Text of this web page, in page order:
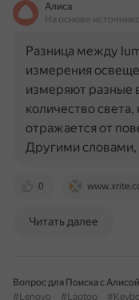
Алиса
На основе
0
Разница между
измерения
измеряют разные
количество
отражается от
Другими словами,
Читать далее
Вопрос для Поиска с Алисой
#Lenovo
#Laptop